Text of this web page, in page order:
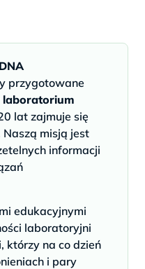
przygotowane
laboratorium
lat zajmuje się
misją jest
informacji
edukacyjnymi
laboratoryjni
którzy na co dzień
i pary